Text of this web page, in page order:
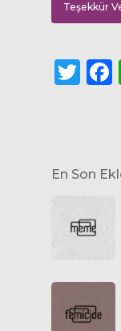
Teşekkür
En Son